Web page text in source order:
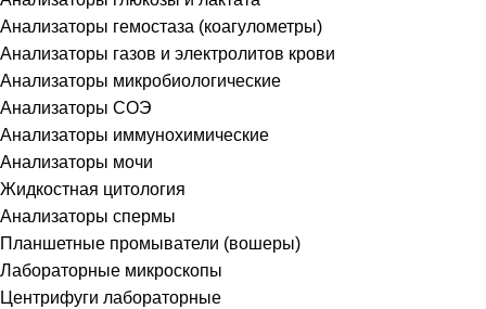
Анализаторы гемостаза (коагулометры)
Анализаторы газов и электролитов крови
Анализаторы микробиологические
Анализаторы СОЭ
Анализаторы иммунохимические
Анализаторы мочи
Жидкостная цитология
Анализаторы спермы
Планшетные промыватели (вошеры)
Лабораторные микроскопы
Центрифуги лабораторные